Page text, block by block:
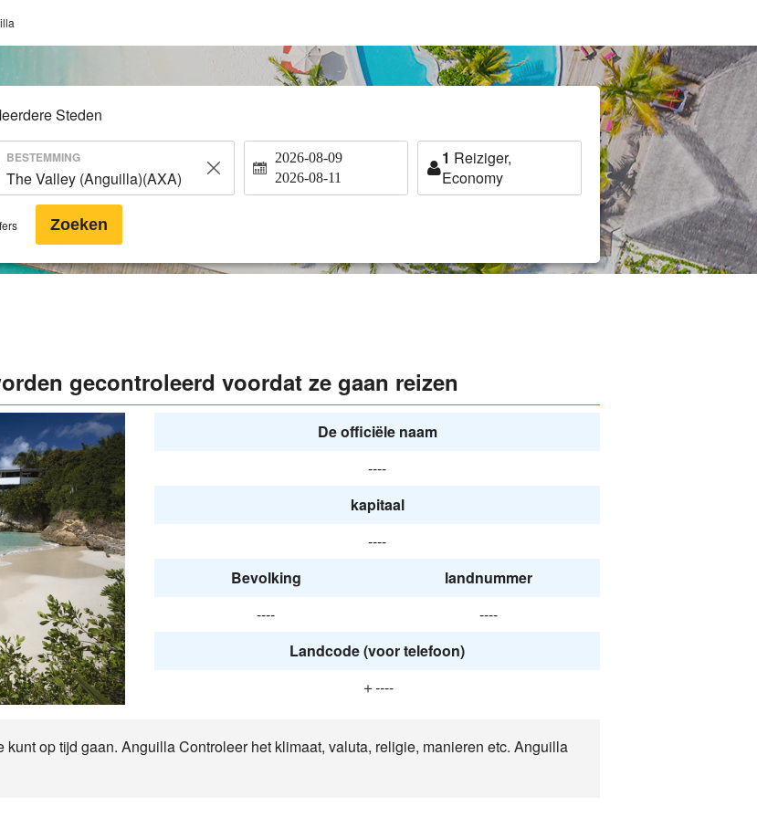
Steden
BESTEMMING 2026-08-09
2026-08-11
1 Reiziger,
Economy
Zoeken
gecontroleerd voordat ze gaan reizen
De officiële naam
----
kapitaal
----
Bevolking
landnummer
----
----
Landcode (voor telefoon)
＋----
kunt op tijd gaan. Anguilla Controleer het klimaat, valuta, religie, manieren etc. Anguilla